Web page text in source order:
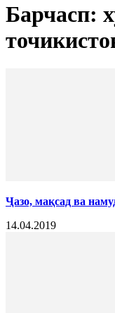
Барчасп:
Ҷазо, мақсад ва
14.04.2019